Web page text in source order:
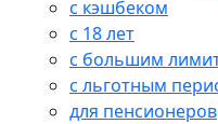
с кэшбеком
с 18 лет
с большим
с льготным
для пенсионеров